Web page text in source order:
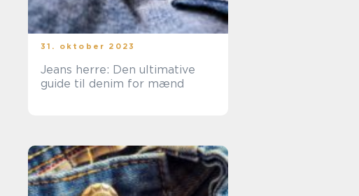
31. oktober 2023
Jeans herre: Den ultimative
guide til denim for mænd